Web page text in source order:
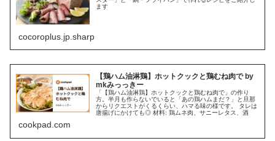
ます
cocoroplus.jp.sharp
【鶏ハム油淋鶏】ホットクックと鶏むね肉で by
mkみっっきー
「【鶏ハム油淋鶏】ホットクックと鶏むね肉で」の作り
方。半月も作らないでいると「あの鶏ハムまだ？」と旦那
からリクエストがくるくらい、ハマる味の様です。 タレは
唐揚げにかけても◎ 材料: 鶏ムネ肉、サニーレタス、酒
cookpad.com